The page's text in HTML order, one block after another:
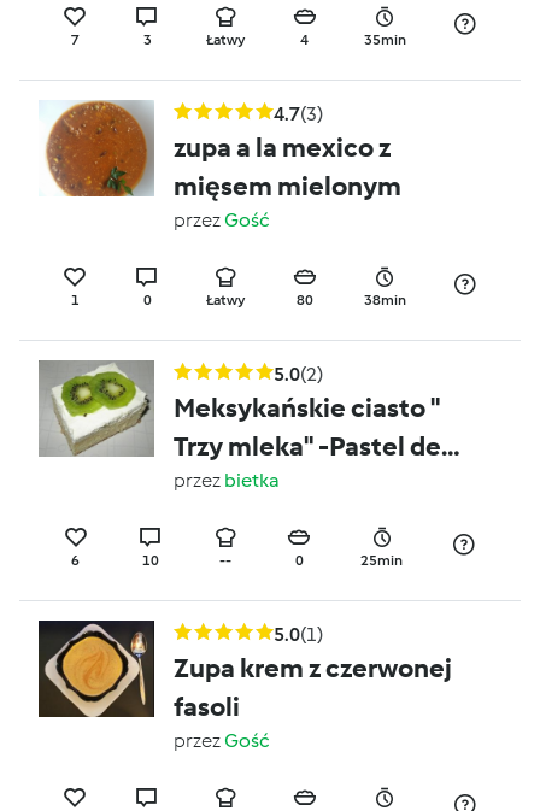
7 3 Łatwy 4 35min
4.7(3)
zupa a la mexico z
mięsem mielonym
przezGość
1 0 Łatwy 80 38min
5.0(2)
Meksykańskie ciasto "
Trzy mleka" -Pastel de
tres leches
przez bietka
6 10 -- 0 25min
5.0(1)
Zupa krem z czerwonej
fasoli
przezGość